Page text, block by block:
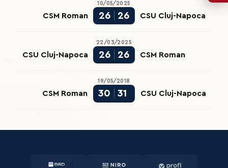
10/05/2025
CSM Roman 26 26 CSU Cluj-Napoca
22/03/2025
CSU Cluj-Napoca 26 26 CSM Roman
19/05/2018
CSM Roman 30 31 CSU Cluj-Napoca